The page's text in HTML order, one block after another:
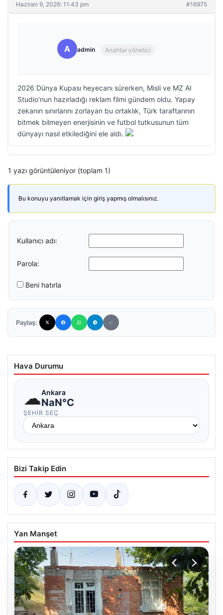
Haziran 9, 2026: 11:43 pm #16975
A admin Anahtar yönetici
2026 Dünya Kupası heyecanı sürerken, Misli ve MZ AI
Studio’nun hazırladığı reklam filmi gündem oldu. Yapay
zekanın sınırlarını zorlayan bu ortaklık, Türk taraftarının
bitmek bilmeyen enerjisinin ve futbol tutkusunun tüm
dünyayı nasıl etkilediğini ele aldı.
1 yazı görüntüleniyor (toplam 1)
Bu konuyu yanıtlamak için giriş yapmış olmalısınız.
Kullanıcı adı:
Parola:
Beni hatırla
Paylaş:
Hava Durumu
☁Ankara
NaN°C
ŞEHIR SEÇ
Bizi Takip Edin
Yan Manşet